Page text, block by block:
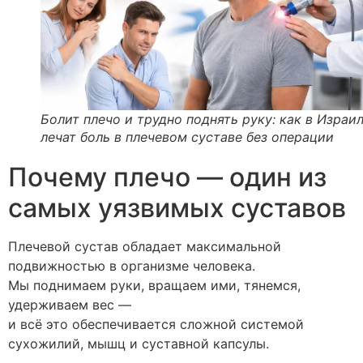
Болит плечо и трудно поднять руку: как в
лечат боль в плечевом суставе без операции
Почему плечо — один из
самых уязвимых суставов
Плечевой сустав обладает максимальной
подвижностью в организме человека.
Мы поднимаем руки, вращаем ими, тянемся,
удерживаем вес —
и всё это обеспечивается сложной системой
сухожилий, мышц и суставной капсулы.